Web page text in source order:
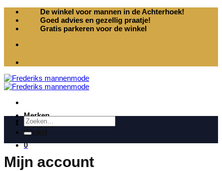
naar
inhoud
De winkel voor mannen in de Achterhoek!
Goed advies en gezellig praatje!
Gratis parkeren voor de winkel
Merken
Over ons
Winkel
0
Zoeken
naar:
Mijn account